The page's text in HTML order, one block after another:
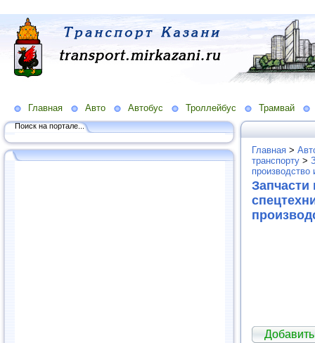
Главная Авто Автобус Троллейбус Трамвай
Поиск на портале...
Главная >
транспорту >
производство